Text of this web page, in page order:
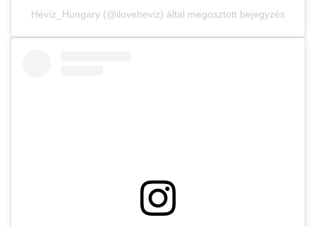
Hévíz_Hungary (@iloveheviz) által megosztott bejegyzés